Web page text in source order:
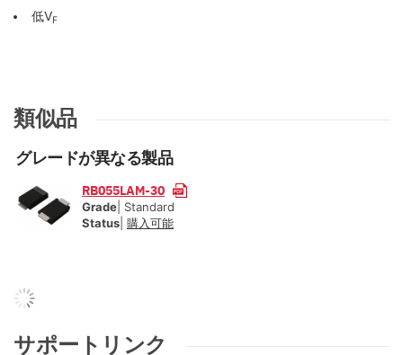
低VF
類似品
グレードが異なる製品
RB055LAM-30
Grade | Standard
Status 購入可能
サポートリンク